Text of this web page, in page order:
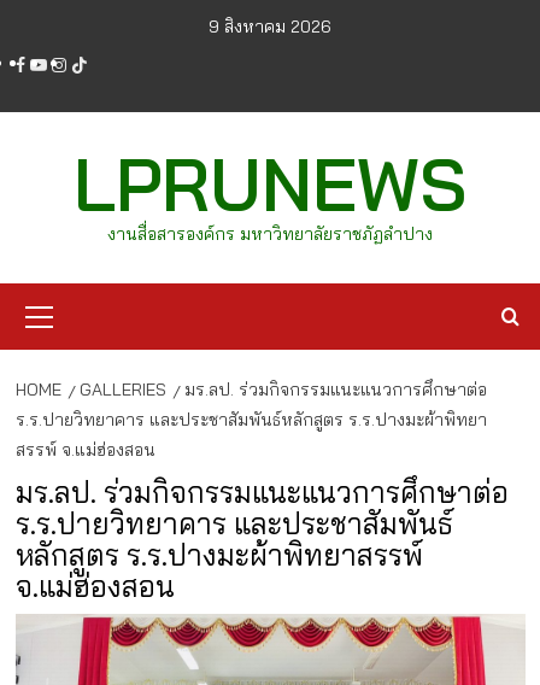
content
9 สิงหาคม 2026
facebook
youtube
instagram
tiktok
LPRUNEWS
งานสื่อสารองค์กร มหาวิทยาลัยราชภัฏลำปาง
Menu
HOME GALLERIES
มร.ลป. ร่วมกิจกรรมแนะแนวการศึกษาต่อ
ร.ร.ปายวิทยาคาร และประชาสัมพันธ์หลักสูตร ร.ร.ปางมะผ้าพิทยา
สรรพ์ จ.แม่ฮ่องสอน
มร.ลป. ร่วมกิจกรรมแนะแนวการศึกษาต่อ
ร.ร.ปายวิทยาคาร และประชาสัมพันธ์
หลักสูตร ร.ร.ปางมะผ้าพิทยาสรรพ์
จ.แม่ฮ่องสอน